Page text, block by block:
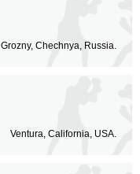
Grozny, Chechnya, Russia.
Ventura, California, USA.